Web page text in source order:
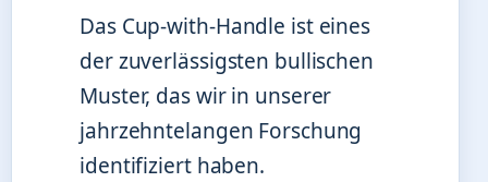
Das Cup-with-Handle ist eines
der zuverlässigsten bullischen
Muster, das wir in unserer
jahrzehntelangen Forschung
identifiziert haben.